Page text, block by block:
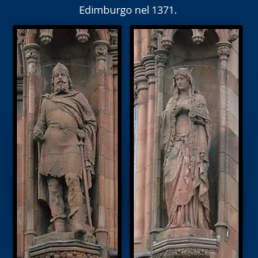
Edimburgo nel 1371.